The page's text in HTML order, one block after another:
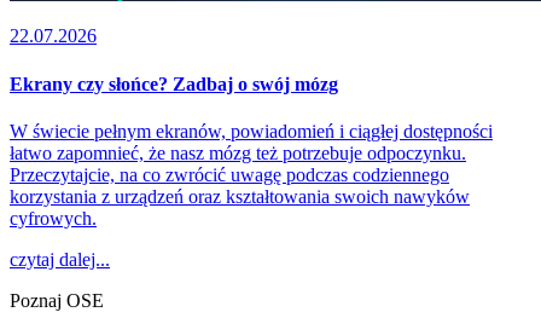
22.07.2026
Ekrany czy słońce? Zadbaj o swój mózg
W świecie pełnym ekranów, powiadomień i ciągłej dostępności
łatwo zapomnieć, że nasz mózg też potrzebuje odpoczynku.
Przeczytajcie, na co zwrócić uwagę podczas codziennego
korzystania z urządzeń oraz kształtowania swoich nawyków
cyfrowych.
czytaj dalej...
Poznaj OSE